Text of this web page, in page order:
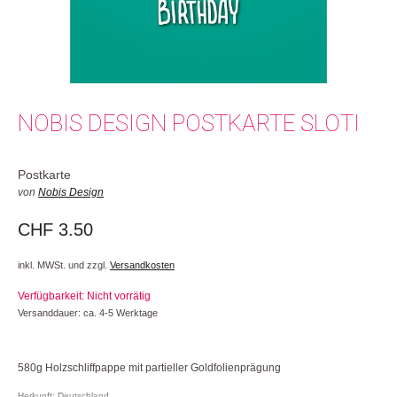
NOBIS DESIGN POSTKARTE SLOTI
Postkarte
von Nobis Design
CHF 3.50
inkl. MWSt. und zzgl. Versandkosten
Verfügbarkeit: Nicht vorrätig
Versanddauer: ca. 4-5 Werktage
580g Holzschliffpappe mit partieller Goldfolienprägung